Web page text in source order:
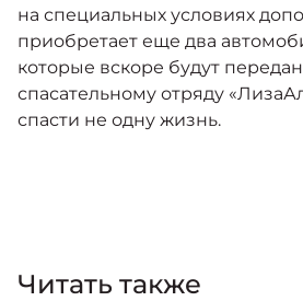
на специальных условиях
приобретает еще два
которые вскоре будут
спасательному отряду
спасти не одну жизнь.
Читать также